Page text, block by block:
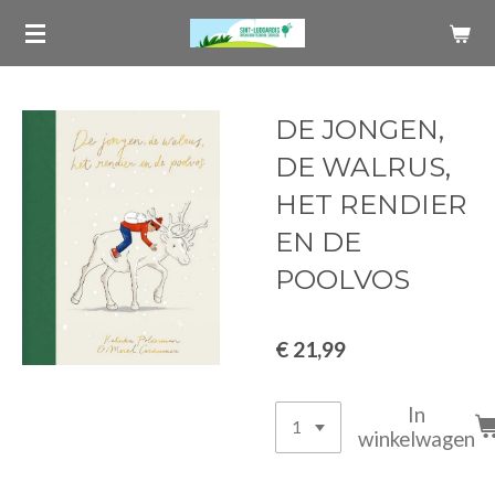
Ga
de
hoofdinhoud
DE JONGEN,
DE WALRUS,
HET RENDIER
EN DE
POOLVOS
€ 21,99
In
winkelwagen